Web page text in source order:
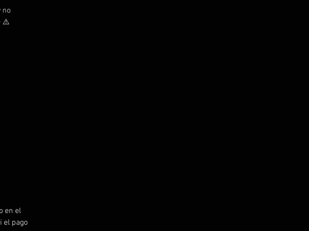
no
⚠️
en el
el pago